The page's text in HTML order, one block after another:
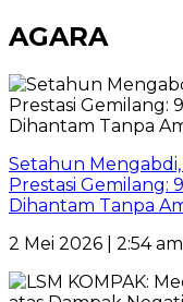
AGARA
Setahun
Prestasi Gemilang:
Dihantam Tanpa
2 Mei 2026 | 2:54